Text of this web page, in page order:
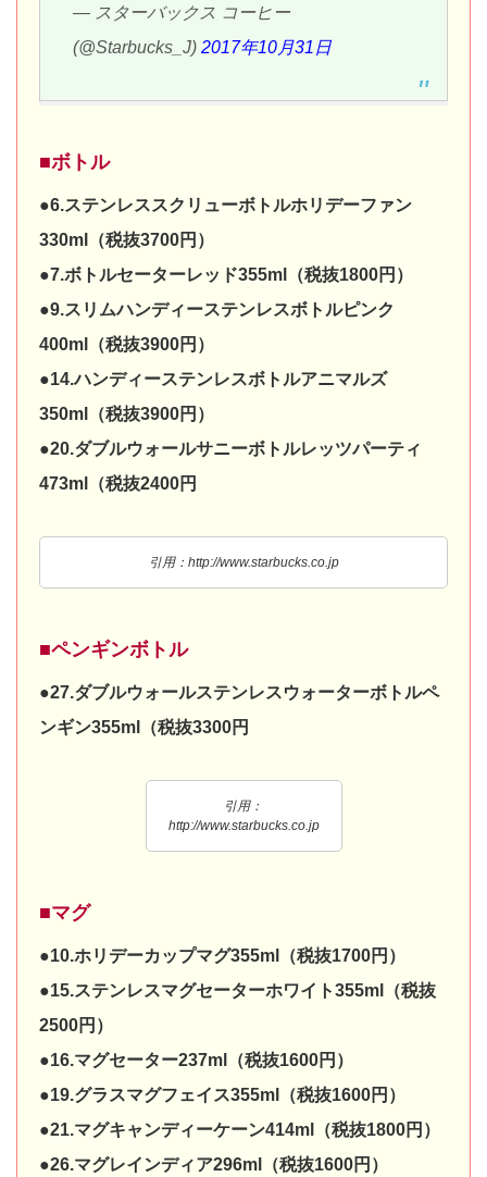
— スターバックス コーヒー
(@Starbucks_J) 2017年10月31日
■ボトル
●6.ステンレススクリューボトルホリデーファン
330ml（税抜3700円）
●7.ボトルセーターレッド355ml（税抜1800円）
●9.スリムハンディーステンレスボトルピンク
400ml（税抜3900円）
●14.ハンディーステンレスボトルアニマルズ
350ml（税抜3900円）
●20.ダブルウォールサニーボトルレッツパーティ
473ml（税抜2400円
引用：http://www.starbucks.co.jp
■ペンギンボトル
●27.ダブルウォールステンレスウォーターボトルペ
ンギン355ml（税抜3300円
引用：
http://www.starbucks.co.jp
■マグ
●10.ホリデーカップマグ355ml（税抜1700円）
●15.ステンレスマグセーターホワイト355ml（税抜
2500円）
●16.マグセーター237ml（税抜1600円）
●19.グラスマグフェイス355ml（税抜1600円）
●21.マグキャンディーケーン414ml（税抜1800円）
●26.マグレインディア296ml（税抜1600円）